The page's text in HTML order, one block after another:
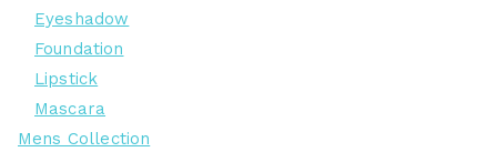
Eyeshadow
Foundation
Lipstick
Mascara
Mens Collection